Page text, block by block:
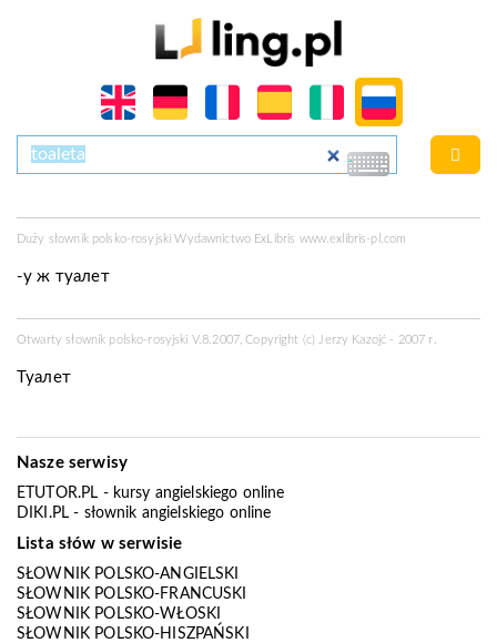
Duży słownik polsko-rosyjski Wydawnictwo ExLibris www.exlibris-pl.com
-уж туалет
Otwarty słownik polsko-rosyjski V.8.2007, Copyright (c) Jerzy Kazojć - 2007 r.
Туалет
Nasze serwisy
ETUTOR.PL - kursy angielskiego online
DIKI.PL - słownik angielskiego online
Lista słów w serwisie
SŁOWNIK POLSKO-ANGIELSKI
SŁOWNIK POLSKO-FRANCUSKI
SŁOWNIK POLSKO-WŁOSKI
SŁOWNIK POLSKO-HISZPAŃSKI